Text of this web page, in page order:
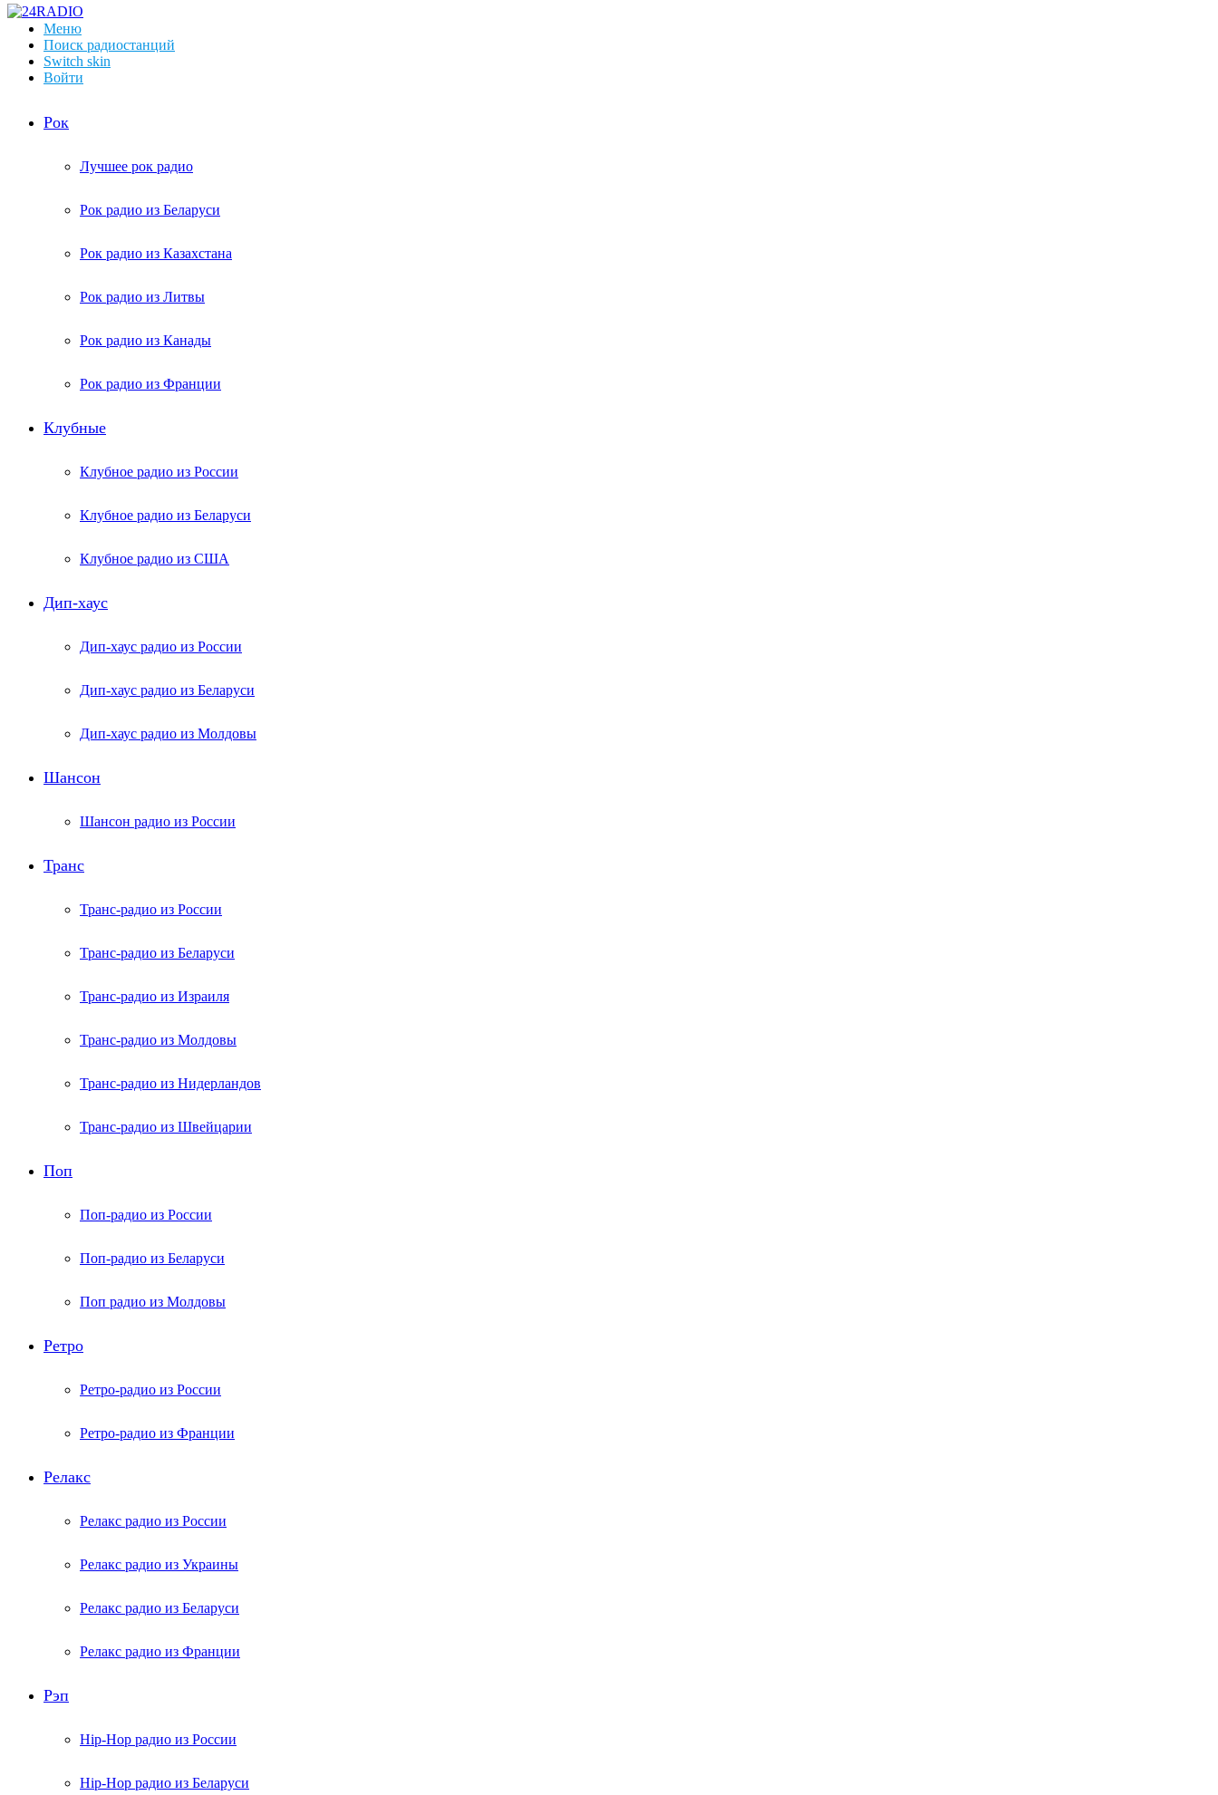
Меню
Поиск радиостанций
Switch skin
Войти
Рок
Лучшее рок радио
Рок радио из Беларуси
Рок радио из Казахстана
Рок радио из Литвы
Рок радио из Канады
Рок радио из Франции
Клубные
Клубное радио из России
Клубное радио из Беларуси
Клубное радио из США
Дип-хаус
Дип-хаус радио из России
Дип-хаус радио из Беларуси
Дип-хаус радио из Молдовы
Шансон
Шансон радио из России
Транс
Транс-радио из России
Транс-радио из Беларуси
Транс-радио из Израиля
Транс-радио из Молдовы
Транс-радио из Нидерландов
Транс-радио из Швейцарии
Поп
Поп-радио из России
Поп-радио из Беларуси
Поп радио из Молдовы
Ретро
Ретро-радио из России
Ретро-радио из Франции
Релакс
Релакс радио из России
Релакс радио из Украины
Релакс радио из Беларуси
Релакс радио из Франции
Рэп
Hip-Hop радио из России
Hip-Hop радио из Беларуси